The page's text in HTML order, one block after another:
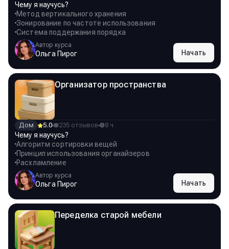
Чему я научусь?
Метод вертикального хранения
Зонирование по частоте использования
Система поддержания порядка
Автор курса
Ольга Пирог Начать
Организатор пространства
Дом 5.0 235 отзывов 8 ч
Чему я научусь?
Алгоритм сортировки вещей
Принцип использования органайзеров
Расхламление
Автор курса
Ольга Пирог Начать
Переделка старой мебели